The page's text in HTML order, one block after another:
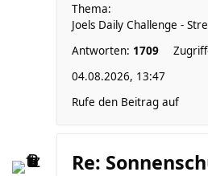
Thema:
Joels Daily Challenge -
Antworten: 1709
04.08.2026, 13:47
Rufe den Beitrag auf
Re: